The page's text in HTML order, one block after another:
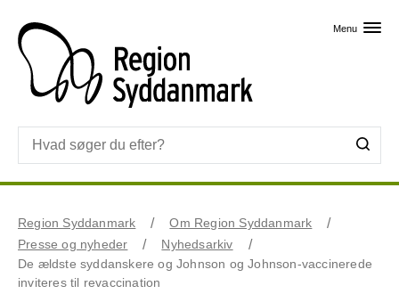
Menu
Region Syddanmark
Om Region Syddanmark
Presse og nyheder
Nyhedsarkiv
De ældste syddanskere og Johnson og Johnson-vaccinerede
inviteres til revaccination